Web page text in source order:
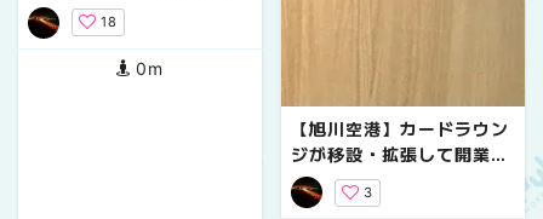
ッズなどお役立ち情報をご
紹介！！
18
0m
【旭川空港】カードラウン
ジが移設・拡張して開業。
「LOUNGE 大雪（TAISE
TSU）」をご紹介！！
3